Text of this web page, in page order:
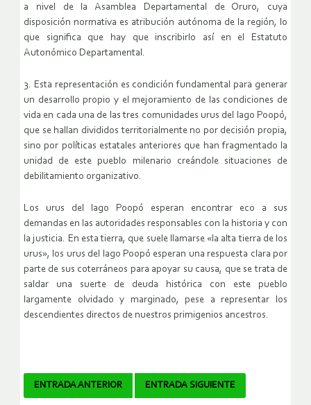
a nivel de la Asamblea Departamental de Oruro, cuya
disposición normativa es atribución autónoma de la región, lo
que significa que hay que inscribirlo así en el Estatuto
Autonómico Departamental.
3. Esta representación es condición fundamental para generar
un desarrollo propio y el mejoramiento de las condiciones de
vida en cada una de las tres comunidades urus del lago Poopó,
que se hallan divididos territorialmente no por decisión propia,
sino por políticas estatales anteriores que han fragmentado la
unidad de este pueblo milenario creándole situaciones de
debilitamiento organizativo.
Los urus del lago Poopó esperan encontrar eco a sus
demandas en las autoridades responsables con la historia y con
la justicia. En esta tierra, que suele llamarse «la alta tierra de los
urus», los urus del lago Poopó esperan una respuesta clara por
parte de sus coterráneos para apoyar su causa, que se trata de
saldar una suerte de deuda histórica con este pueblo
largamente olvidado y marginado, pese a representar los
descendientes directos de nuestros primigenios ancestros.
Navegador
ENTRADA ANTERIOR ENTRADA SIGUIENTE